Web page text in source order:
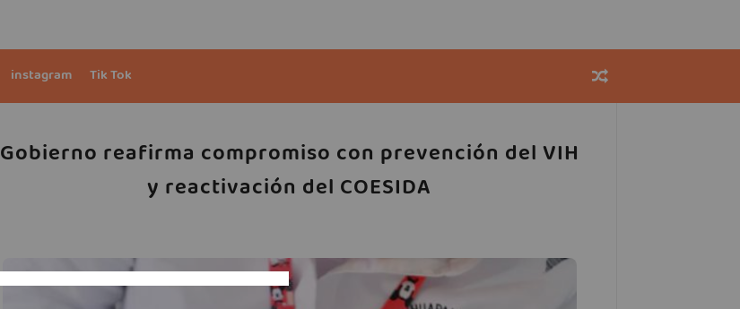
instagram Tik Tok
Gobierno reafirma compromiso con prevención del VIH
y reactivación del COESIDA